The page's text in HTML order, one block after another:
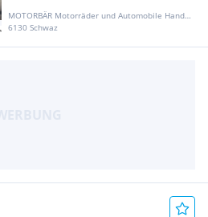
MOTORBÄR Motorräder und Automobile Handelsgesellschaft m.b.H.
6130 Schwaz